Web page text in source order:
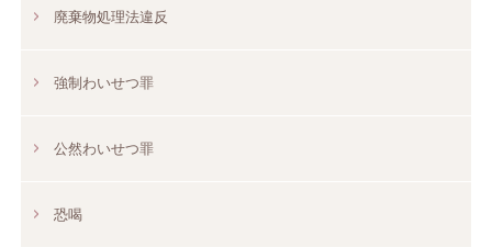
廃棄物処理法違反
強制わいせつ罪
公然わいせつ罪
恐喝